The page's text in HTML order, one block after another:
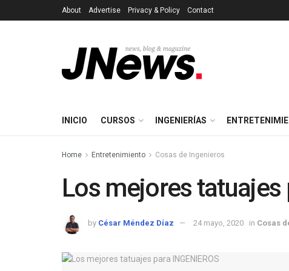
About Advertise Privacy & Policy Contact
INICIO CURSOS INGENIERÍAS
Home Entretenimiento Cosas de Ingenieros
Los mejores tatuajes
by César Méndez Díaz 24 mayo, 2020 in Cosas